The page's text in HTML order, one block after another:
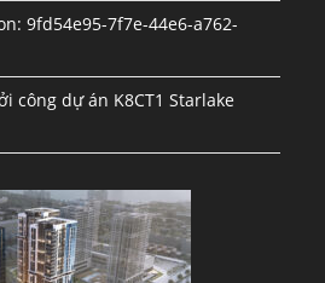
9fd54e95-7f7e-44e6-a762-
công dự án K8CT1 Starlake